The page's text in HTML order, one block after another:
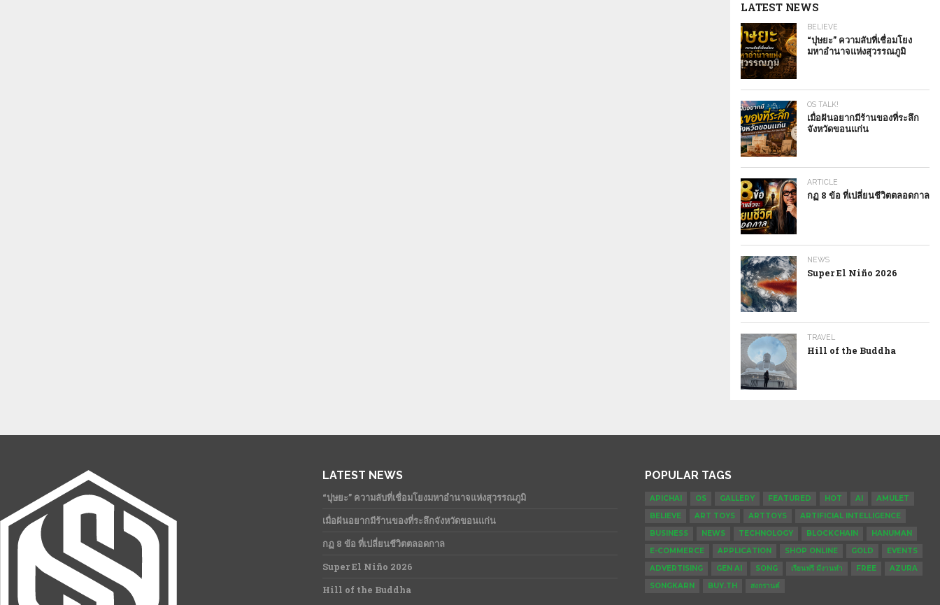
LATEST NEWS
BELIEVE
“ปุษยะ” ความลับที่เชื่อมโยง
มหาอำนาจแห่งสุวรรณภูมิ
OS TALK!
เมื่อฝันอยากมีร้านของที่ระลึก
จังหวัดขอนแก่น
ARTICLE
กฏ 8 ข้อ ที่เปลี่ยนชีวิตตลอดกาล
NEWS
Super El Niño 2026
TRAVEL
Hill of the Buddha
LATEST NEWS
“ปุษยะ” ความลับที่เชื่อมโยงมหาอำนาจแห่งสุวรรณภูมิ
เมื่อฝันอยากมีร้านของที่ระลึกจังหวัดขอนแก่น
กฏ 8 ข้อ ที่เปลี่ยนชีวิตตลอดกาล
Super El Niño 2026
Hill of the Buddha
POPULAR TAGS
APICHAI OS GALLERY FEATURED HOT AI
AMULET
BELIEVE
ART TOYS ARTTOYS
ARTIFICIAL INTELLIGENCE
BUSINESS
NEWS TECHNOLOGY BLOCKCHAIN
HANUMAN
E-COMMERCE
APPLICATION SHOP ONLINE GOLD
EVENTS
ADVERTISING
GEN AI SONG เรียนฟรี มีงานทำ FREE
AZURA
SONGKARN
BUY.TH สงกรานต์